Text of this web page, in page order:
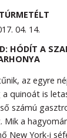
04. 14.
HÓDÍT A
az egyre
a quinoát is
számú
a
New York-i